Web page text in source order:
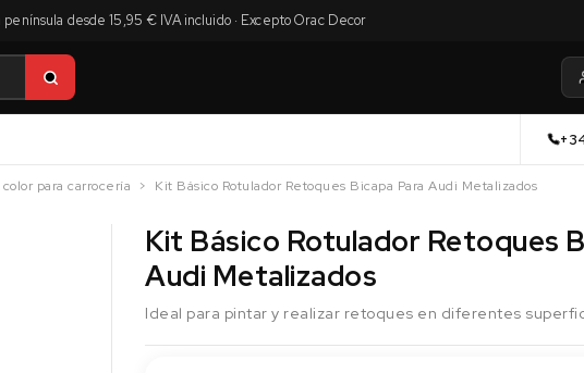
península desde 15,95 € IVA incluido · Excepto Orac Decor
para carrocería Kit Básico Rotulador Retoques Bicapa Para Audi Metalizados
Kit Básico Rotulador Retoques
Audi Metalizados
Ideal para pintar y realizar retoques en diferentes